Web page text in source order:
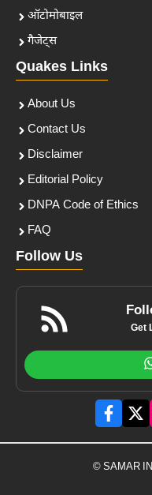
ऑटोमोबाइल
गैजेट्स
Quakes Links
About Us
Contact Us
Disclaimer
Editorial Policy
DNPA Code of Ethics
FAQ
Follow Us
Get
© SAMAR